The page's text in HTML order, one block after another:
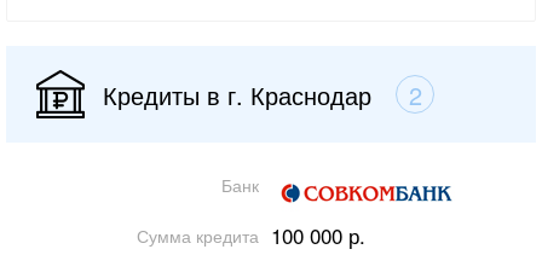
Кредиты в г. Краснодар 2
Банк
Сумма кредита 100 000 р.